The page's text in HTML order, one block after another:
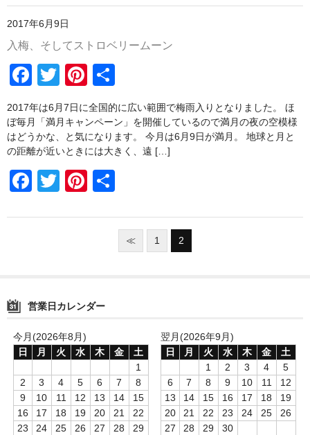
k
c
e
b
o
o
k
tt
er
er
e
st
2017年6月9日
入梅、そしてストロベリームーン
F
a
c
e
b
o
T
wi
tt
er
Pi
nt
er
e
st
有
2017年は6月7日に全国的に広い範囲で梅雨入りとなりました。 ほ
ぼ毎月「満月キャンペーン」を開催しているので満月の夜の空模様
はどうかな、と気になります。 今月は6月9日が満月。 地球と月と
の距離が近いときには大きく、遠 […]
F
c
o
k
T
tt
Pi
er
≪ 1 2
営業日カレンダー
今月(2026年8月)
日
月 火 水 木 金
土
1
2
3 4 5 6 7
8
9
10 11 12 13 14
15
16
17 18 19 20 21
22
23
24 25 26 27 28
29
翌月(2026年9月)
日
月 火 水 木 金
土
1
2 3 4
5
6
7 8 9 10 11
12
13
14 15 16 17 18
19
20
21 22 23 24 25
26
27
28 29
30